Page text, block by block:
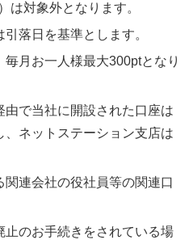
は対象外となります。
落日を基準とします。
月お一人様最大300ptとなり
で当社に開設された口座は
ネットステーション支店は
連会社の役社員等の関連口
のお手続きをされている場